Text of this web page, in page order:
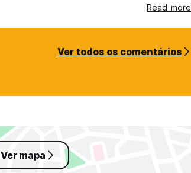
Read more
Ver todos os comentários
Ver mapa